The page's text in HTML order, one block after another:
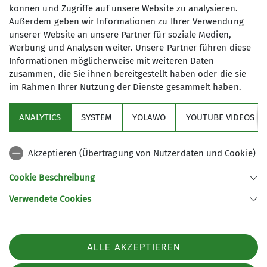
es meistens nicht schnell genug
gehen, bis das Kletterequipment
seinen Sicherheitsmantel um uns legt
und es losgehen kann. In der Route
schließlich kommt es zum
Zusammenspiel von Konzentration,
Kraft und Geschicklichkeit. Es macht
extremen Spaß die versteckten
Bewegungsprobleme zu lösen. Wenn
man ein Gefühl, als hätten sich die
verwandelt, die mit einem lauten
Jubelschrei aus dem Körper fliegen
Diese Faszination wollen wir mit Euch,
Kletterhalle bezahlen, dafür kannst du an
gleich zwei Tagen klettern.
Zusätzliche Kosten: 5 € für das Frühstück
Sektion
Aktuelles
88400 Biberach
Telefon +4973513207575
können und Zugriffe auf unsere Website zu analysieren.
Außerdem geben wir Informationen zu Ihrer Verwendung
unserer Website an unsere Partner für soziale Medien,
Werbung und Analysen weiter. Unsere Partner führen diese
Informationen möglicherweise mit weiteren Daten
zusammen, die Sie ihnen bereitgestellt haben oder die sie
im Rahmen Ihrer Nutzung der Dienste gesammelt haben.
ANALYTICS SYSTEM YOLAWO YOUTUBE VIDEOS
Akzeptieren (Übertragung von Nutzerdaten und Cookie)
Cookie Beschreibung
Verwendete Cookies
ALLE AKZEPTIEREN